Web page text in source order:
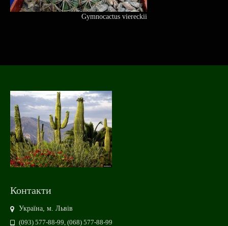
Gymnocactus viereckii
Контакти
Україна, м. Львів
(093) 577-88-99, (068) 577-88-99